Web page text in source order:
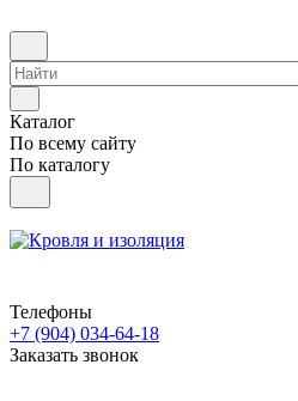
Каталог
По всему сайту
По каталогу
Телефоны
+7 (904) 034-64-18
Заказать звонок